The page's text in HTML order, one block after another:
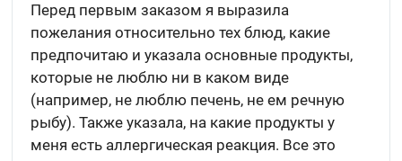
Перед первым заказом я выразила
пожелания относительно тех блюд, какие
предпочитаю и указала основные продукты,
которые не люблю ни в каком виде
(например, не люблю печень, не ем речную
рыбу). Также указала, на какие продукты у
меня есть аллергическая реакция. Все это